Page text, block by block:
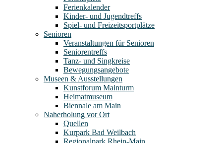
Ferienkalender
Kinder- und Jugendtreffs
Spiel- und Freizeitsportplätze
Senioren
Veranstaltungen für Senioren
Seniorentreffs
Tanz- und Singkreise
Bewegungsangebote
Museen & Ausstellungen
Kunstforum Mainturm
Heimatmuseum
Biennale am Main
Naherholung vor Ort
Quellen
Kurpark Bad Weilbach
Regionalpark Rhein-Main